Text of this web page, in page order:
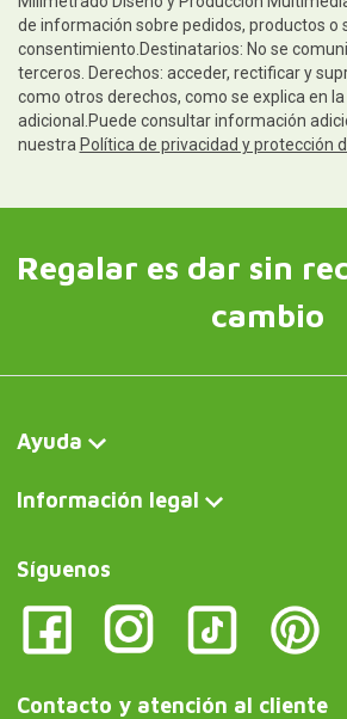
de información sobre pedidos, productos o
consentimiento.Destinatarios: No se
terceros. Derechos: acceder, rectificar y
como otros derechos, como se explica en
adicional.Puede consultar información
nuestra Política de privacidad y protección
Regalar es dar sin
cambio
Ayuda
Información legal
Síguenos
Contacto y atención al cliente